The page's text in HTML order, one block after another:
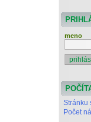
meno
Stránku
Počet